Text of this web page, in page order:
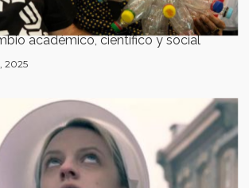
académico, científico y social
2025